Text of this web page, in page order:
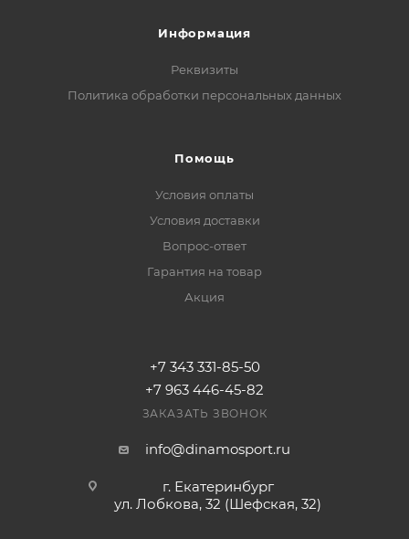
Информация
Реквизиты
Политика обработки персональных данных
Помощь
Условия оплаты
Условия доставки
Вопрос-ответ
Гарантия на товар
Акция
+7 343 331-85-50
+7 963 446-45-82
ЗАКАЗАТЬ ЗВОНОК
info@dinamosport.ru
г. Екатеринбург
ул. Лобкова, 32 (Шефская, 32)